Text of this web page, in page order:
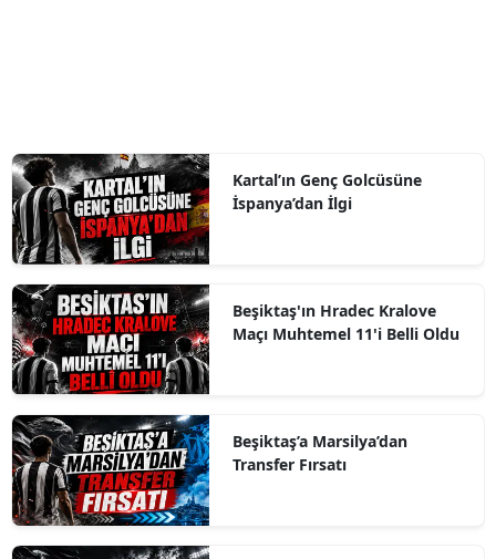
Kartal’ın Genç Golcüsüne
İspanya’dan İlgi
Beşiktaş'ın Hradec Kralove
Maçı Muhtemel 11'i Belli Oldu
Beşiktaş’a Marsilya’dan
Transfer Fırsatı